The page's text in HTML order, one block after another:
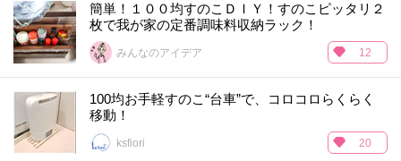
簡単！１００均すのこＤＩＹ！すのこピッタリ２
枚で我が家の定番調味料収納ラック！
みんなのアイデア 12
100均お手軽すのこ“台車”で、コロコロらくらく
移動！
ksfiori 20